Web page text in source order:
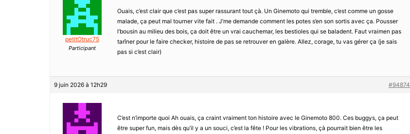
petitOtruc75
Participant
Ouais, c’est clair que c’est pas super rassurant tout çà. Un Ginemoto qui tremble, c’est comme un gosse
malade, ça peut mal tourner vite fait . J’me demande comment les potes s’en son sortis avec ça. Pousser
l’bousin au milieu des bois, ça doit être un vrai cauchemar, les bestioles qui se baladent. Faut vraimen pas
tarîner pour le faire checker, histoire de pas se retrouver en galère. Allez, corage, tu vas gérer ça (je sais
pas si c’est clair)
9 juin 2026 à 12h29 #94874
C’est n’importe quoi Ah ouais, ça craint vraiment ton histoire avec le Ginemoto 800. Ces buggys, ça peut
être super fun, mais dès qu’il y a un souci, c’est la fête ! Pour les vibrations, çà pourrait bien être les